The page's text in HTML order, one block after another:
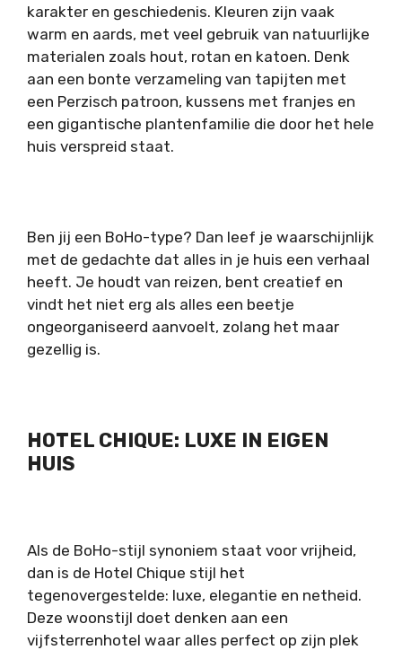
karakter en geschiedenis. Kleuren zijn vaak
warm en aards, met veel gebruik van natuurlijke
materialen zoals hout, rotan en katoen. Denk
aan een bonte verzameling van tapijten met
een Perzisch patroon, kussens met franjes en
een gigantische plantenfamilie die door het hele
huis verspreid staat.
Ben jij een BoHo-type? Dan leef je waarschijnlijk
met de gedachte dat alles in je huis een verhaal
heeft. Je houdt van reizen, bent creatief en
vindt het niet erg als alles een beetje
ongeorganiseerd aanvoelt, zolang het maar
gezellig is.
HOTEL CHIQUE: LUXE IN EIGEN
HUIS
Als de BoHo-stijl synoniem staat voor vrijheid,
dan is de Hotel Chique stijl het
tegenovergestelde: luxe, elegantie en netheid.
Deze woonstijl doet denken aan een
vijfsterrenhotel waar alles perfect op zijn plek